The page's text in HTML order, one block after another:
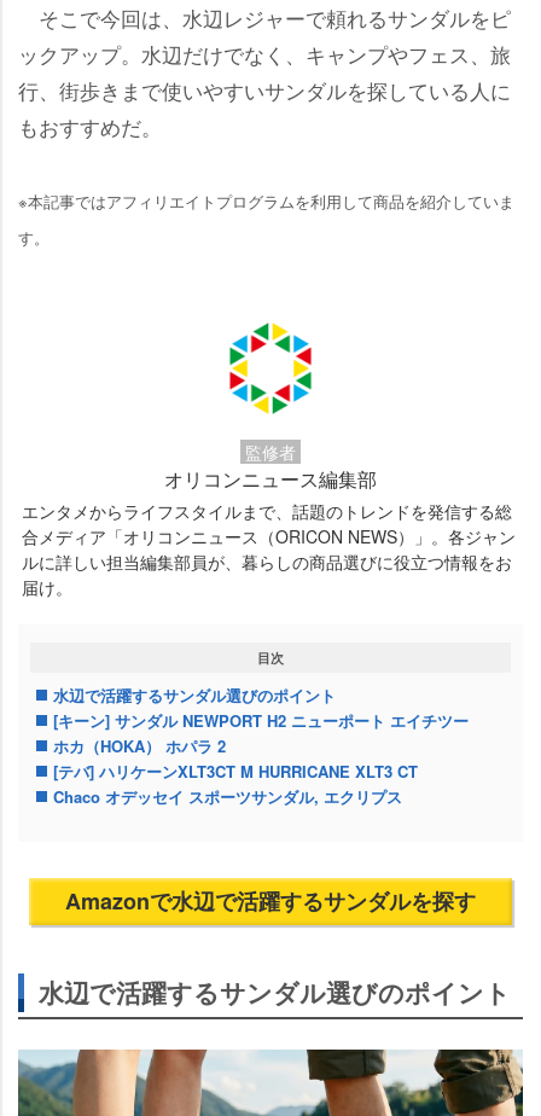
そこで今回は、水辺レジャーで頼れるサンダルをピ
ックアップ。水辺だけでなく、キャンプやフェス、旅
行、街歩きまで使いやすいサンダルを探している人に
もおすすめだ。
※本記事ではアフィリエイトプログラムを利用して商品を紹介していま
す。
監修者
オリコンニュース編集部
エンタメからライフスタイルまで、話題のトレンドを発信する総
合メディア「オリコンニュース（ORICON NEWS）」。各ジャン
ルに詳しい担当編集部員が、暮らしの商品選びに役立つ情報をお
届け。
目次
水辺で活躍するサンダル選びのポイント
[キーン] サンダル NEWPORT H2 ニューポート エイチツー
ホカ（HOKA） ホパラ 2
[テバ] ハリケーンXLT3CT M HURRICANE XLT3 CT
Chaco オデッセイ スポーツサンダル, エクリプス
Amazonで水辺で活躍するサンダルを探す
水辺で活躍するサンダル選びのポイント